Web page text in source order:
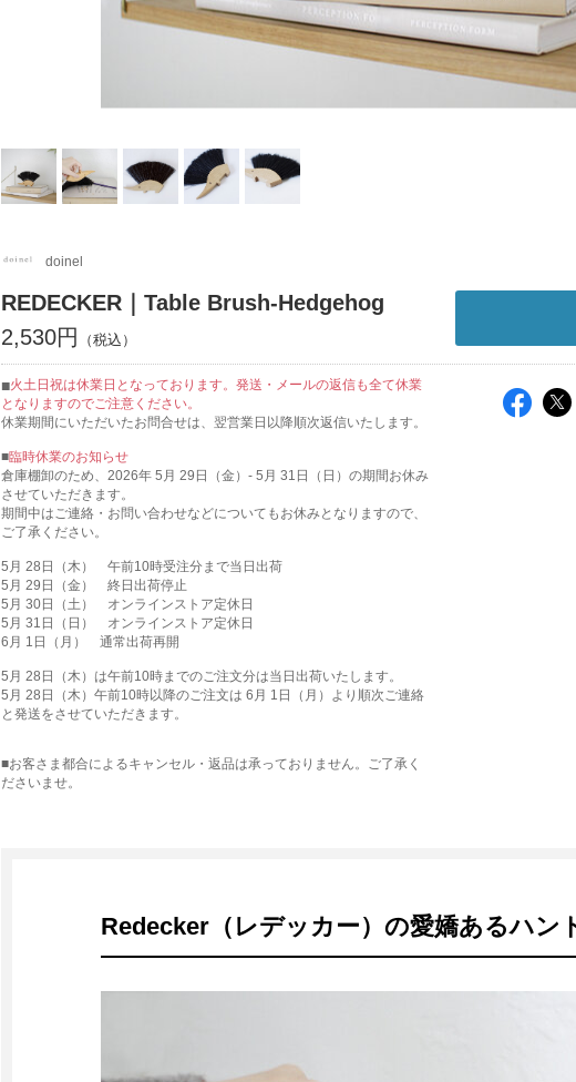
doinel
REDECKER｜Table Brush-Hedgehog
2,530円
火土日祝は休業日となっております。発送・メールの返信も全て休業
となりますのでご注意ください。
休業期間にいただいたお問合せは、翌営業日以降順次返信いたします。
■臨時休業のお知らせ
倉庫棚卸のため、2026年 5月 29日（金）- 5月 31日（日）の期間お休み
させていただきます。
期間中はご連絡・お問い合わせなどについてもお休みとなりますので、
ご了承ください。
5月 28日（木） 午前10時受注分まで当日出荷
5月 29日（金） 終日出荷停止
5月 30日（土） オンラインストア定休日
5月 31日（日） オンラインストア定休日
6月 1日（月） 通常出荷再開
5月 28日（木）は午前10時までのご注文分は当日出荷いたします。
5月 28日（木）午前10時以降のご注文は 6月 1日（月）より順次ご連絡
と発送をさせていただきます。
■お客さま都合によるキャンセル・返品は承っておりません。ご了承く
ださいませ。
Redecker（レデッカー）の愛嬌あるハン